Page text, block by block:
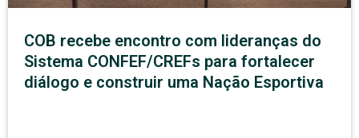
COB recebe encontro com lideranças do
Sistema CONFEF/CREFs para fortalecer
diálogo e construir uma Nação Esportiva